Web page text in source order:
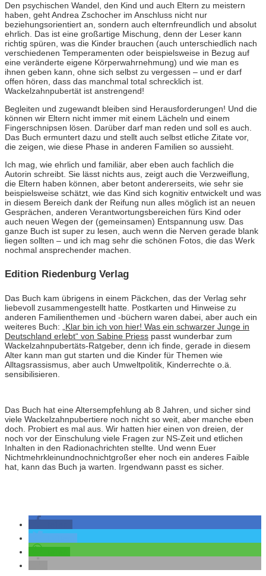
Den psychischen Wandel, den Kind und auch Eltern zu meistern
haben, geht Andrea Zschocher im Anschluss nicht nur
beziehungsorientiert an, sondern auch elternfreundlich und absolut
ehrlich. Das ist eine großartige Mischung, denn der Leser kann
richtig spüren, was die Kinder brauchen (auch unterschiedlich nach
verschiedenen Temperamenten oder beispielsweise in Bezug auf
eine veränderte eigene Körperwahrnehmung) und wie man es
ihnen geben kann, ohne sich selbst zu vergessen – und er darf
offen hören, dass das manchmal total schrecklich ist.
Wackelzahnpubertät ist anstrengend!
Begleiten und zugewandt bleiben sind Herausforderungen! Und die
können wir Eltern nicht immer mit einem Lächeln und einem
Fingerschnipsen lösen. Darüber darf man reden und soll es auch.
Das Buch ermuntert dazu und stellt auch selbst etliche Zitate vor,
die zeigen, wie diese Phase in anderen Familien so aussieht.
Ich mag, wie ehrlich und familiär, aber eben auch fachlich die
Autorin schreibt. Sie lässt nichts aus, zeigt auch die Verzweiflung,
die Eltern haben können, aber betont andererseits, wie sehr sie
beispielsweise schätzt, wie das Kind sich kognitiv entwickelt und was
in diesem Bereich dank der Reifung nun alles möglich ist an neuen
Gesprächen, anderen Verantwortungsbereichen fürs Kind oder
auch neuen Wegen der (gemeinsamen) Entspannung usw. Das
ganze Buch ist super zu lesen, auch wenn die Nerven gerade blank
liegen sollten – und ich mag sehr die schönen Fotos, die das Werk
nochmal ansprechender machen.
Edition Riedenburg Verlag
Das Buch kam übrigens in einem Päckchen, das der Verlag sehr
liebevoll zusammengestellt hatte. Postkarten und Hinweise zu
anderen Familienthemen und -büchern waren dabei, aber auch ein
weiteres Buch: „Klar bin ich von hier! Was ein schwarzer Junge in
Deutschland erlebt“ von Sabine Priess passt wunderbar zum
Wackelzahnpubertäts-Ratgeber, denn ich finde, gerade in diesem
Alter kann man gut starten und die Kinder für Themen wie
Alltagsrassismus, aber auch Umweltpolitik, Kinderrechte o.ä.
sensibilisieren.
Das Buch hat eine Altersempfehlung ab 8 Jahren, und sicher sind
viele Wackelzahnpubertiere noch nicht so weit, aber manche eben
doch. Probiert es mal aus. Wir hatten hier einen von dreien, der
noch vor der Einschulung viele Fragen zur NS-Zeit und etlichen
Inhalten in den Radionachrichten stellte. Und wenn Euer
Nichtmehrkleinundnochnichtgroßer eher noch ein anderes Faible
hat, kann das Buch ja warten. Irgendwann passt es sicher.